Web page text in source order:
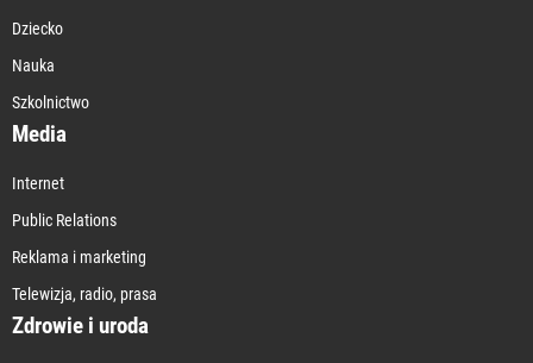
Dziecko
Nauka
Szkolnictwo
Media
Internet
Public Relations
Reklama i marketing
Telewizja, radio, prasa
Zdrowie i uroda